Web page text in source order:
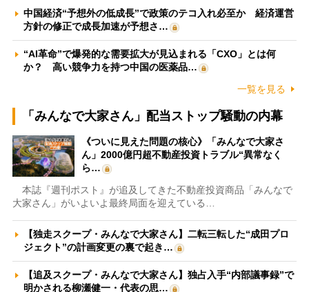
中国経済“予想外の低成長”で政策のテコ入れ必至か 経済運営
方針の修正で成長加速が予想さ…
“AI革命”で爆発的な需要拡大が見込まれる「CXO」とは何
か？ 高い競争力を持つ中国の医薬品…
一覧を見る
「みんなで大家さん」配当ストップ騒動の内幕
《ついに見えた問題の核心》「みんなで大家さ
ん」2000億円超不動産投資トラブル“異常なく
ら…
本誌『週刊ポスト』が追及してきた不動産投資商品「みんなで
大家さん」がいよいよ最終局面を迎えている…
【独走スクープ・みんなで大家さん】二転三転した“成田プロ
ジェクト”の計画変更の裏で起き…
【追及スクープ・みんなで大家さん】独占入手“内部議事録”で
明かされる柳瀬健一・代表の思…